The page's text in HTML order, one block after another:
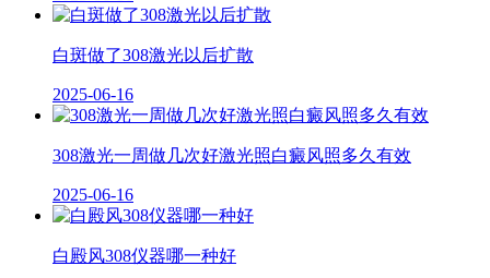
白斑做了308激光以后扩散
2025-06-16
308激光一周做几次好激光照白癜风照多久有效
2025-06-16
白殿风308仪器哪一种好